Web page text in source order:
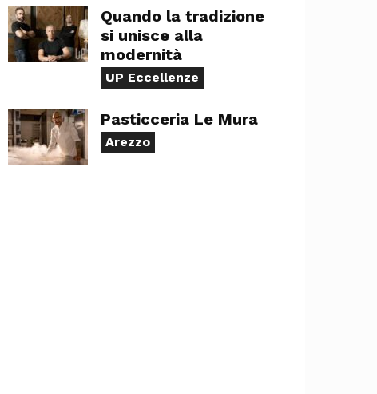
Quando la tradizione
si unisce alla
modernità
UP Eccellenze
Pasticceria Le Mura
Arezzo